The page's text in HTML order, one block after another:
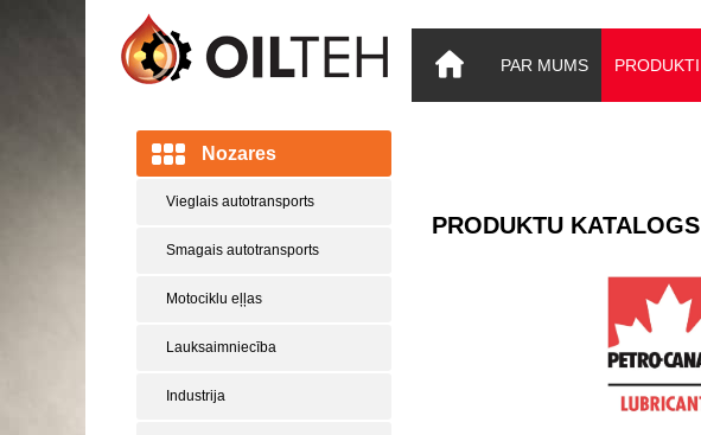
PAR MUMS PRODUKTI
Nozares
Vieglais autotransports
Smagais autotransports
Motociklu eļļas
Lauksaimniecība
Industrija
PRODUKTU KATALOGS